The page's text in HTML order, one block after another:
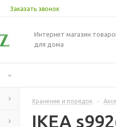
Заказать звонок
Интернет магазин
для дома
Хранение и порядок -
IKEA